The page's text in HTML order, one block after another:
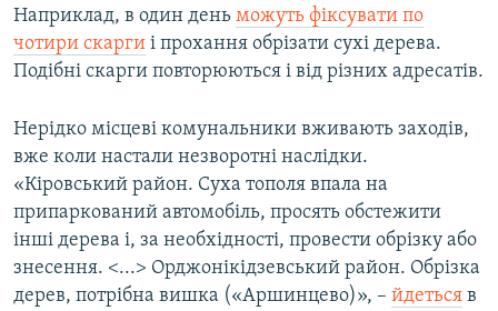
Наприклад, в один день можуть фіксувати по
чотири скарги і прохання обрізати сухі дерева.
Подібні скарги повторюються і від різних адресатів.
Нерідко місцеві комунальники вживають заходів,
вже коли настали незворотні наслідки.
«Кіровський район. Суха тополя впала на
припаркований автомобіль, просять обстежити
інші дерева і, за необхідності, провести обрізку або
знесення. <...> Орджонікідзевський район. Обрізка
дерев, потрібна вишка («Аршинцево)», – йдеться в